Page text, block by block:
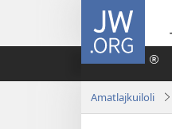
JW.ORG
Amatlajkuiloli